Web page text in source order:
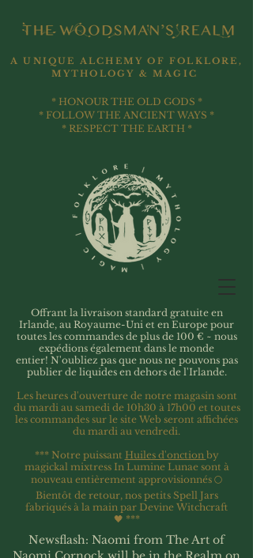
Offrant la livraison standard gratuite en
Irlande, au Royaume-Uni et en Europe pour
toutes les commandes de plus de 100 € ~ nous
expédions également dans le monde
entier! N'oubliez pas que nous ne pouvons pas
publier de liquides en dehors de l'Irlande.
Les heures d'ouverture de notre magasin sont
du mardi au samedi de 10h30 à 17h00 et toutes
les commandes sur le site Web seront affichées
du mardi au vendredi.
*** Notre puissant Huiles d'onction by
magickal mixtress In Lumine Lunae sont à
nouveau entièrement approvisionnés 🌕
Bientôt de retour, nos petits Spell Jars
fabriqués à la main par Devine Witchcraft
🖤 ***
A UNIQUE ALCHEMY OF FOLKLORE,
MYTHOLOGY & MAGIC
* HONOUR THE OLD GODS *
* FOLLOW THE ANCIENT WAYS *
* RESPECT THE EARTH *
Newsflash: Naomi from The Art of